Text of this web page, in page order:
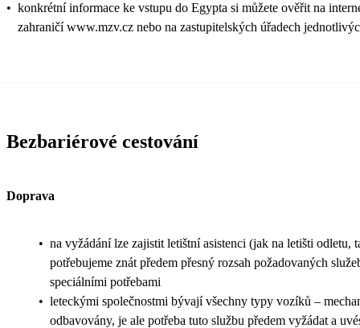
• konkrétní informace ke vstupu do Egypta si můžete ověřit na
zahraničí www.mzv.cz nebo na zastupitelských úřadech
Bezbariérové cestování
Doprava
• na vyžádání lze zajistit letištní asistenci (jak na letišti odletu,
potřebujeme znát předem přesný rozsah požadovaných
speciálními potřebami
• leteckými společnostmi bývají všechny typy vozíků –
odbavovány, je ale potřeba tuto službu předem vyžádat a